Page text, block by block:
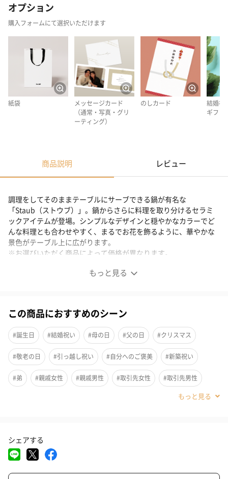
オプション
購入フォームにて選択いただけます
紙袋
メッセージカード
（通常・写真・グリ
ーティング）
のしカード
結婚祝
ギフト
商品説明 レビュー
もっと見る
調理をしてそのままテーブルにサーブできる鍋が有名な
「Staub（ストウブ）」。鍋からさらに料理を取り分けるセラミ
ックアイテムが登場。シンプルなデザインと穏やかなカラーでど
んな料理とも合わせやすく、まるでお花を飾るように、華やかな
景色がテーブル上に広がります。
※お選びいただく商品によって価格が異なります。
ストウブ ダイニングライン プレート シフォンローズ
普段使いしやすく、センスあふれるギフトとしても人気のストウ
ブ食器シリーズ 。
「Dining line」に新たなカラー 「シフォンローズ」が登場。シン
プルなデザインと穏やかなカラーでどんな料理とも合わせやす
く、まるでお花を飾るように、華やかな景色がテーブル上に広が
始める方にもおすすめ。
朝食からティータイム、ディナーまで幅広い食のシーンに寄り添
います。
この商品におすすめのシーン
#誕生日 #結婚祝い #母の日 #父の日 #クリスマス
#敬老の日 #引っ越し祝い #自分へのご褒美 #新築祝い
#弟 #親戚女性 #親戚男性 #取引先女性 #取引先男性
#姪 #娘
#上司男性
#妻 #夫
シェアする